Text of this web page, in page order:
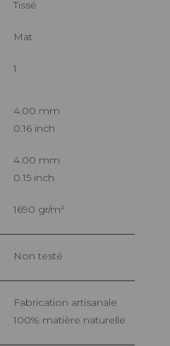
Tissé
Mat
1
4.00 mm
0.16 inch
4.00 mm
0.15 inch
1690 gr/m²
Non testé
Fabrication artisanale
100% matière naturelle